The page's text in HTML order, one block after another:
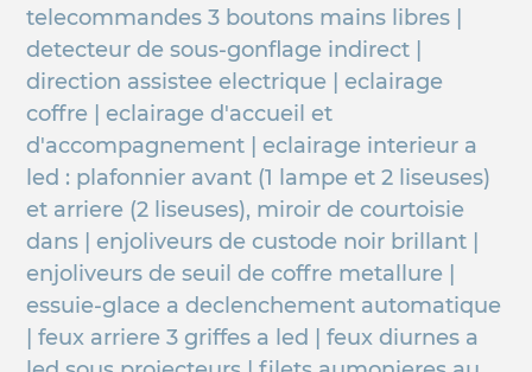
telecommandes 3 boutons mains libres |
detecteur de sous-gonflage indirect |
direction assistee electrique | eclairage
coffre | eclairage d'accueil et
d'accompagnement | eclairage interieur a
led : plafonnier avant (1 lampe et 2 liseuses)
et arriere (2 liseuses), miroir de courtoisie
dans | enjoliveurs de custode noir brillant |
enjoliveurs de seuil de coffre metallure |
essuie-glace a declenchement automatique
| feux arriere 3 griffes a led | feux diurnes a